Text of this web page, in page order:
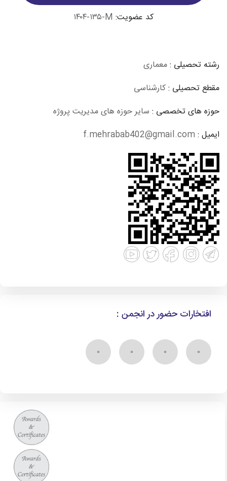
کد عضویت:۱۴۰۴-۱۳۵-M
رشته تحصیلی :معماری
مقطع تحصیلی :کارشناسی
حوزه های تخصصی :سایر حوزه های مدیریت پروژه
ایمیل :f.mehrabab402@gmail.com
افتخارات حضور در انجمن :